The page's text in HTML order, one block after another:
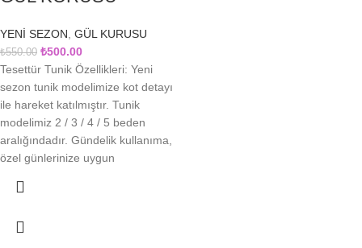
YENİ SEZON, GÜL KURUSU
₺550.00 ₺500.00
Tesettür Tunik Özellikleri: Yeni
sezon tunik modelimize kot detayı
ile hareket katılmıştır. Tunik
modelimiz 2 / 3 / 4 / 5 beden
aralığındadır. Gündelik kullanıma,
özel günlerinize uygun